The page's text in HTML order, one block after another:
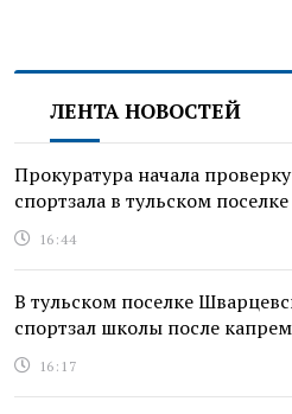
ЛЕНТА НОВОСТЕЙ
Прокуратура начала
спортзала в тульском поселке
16:44
В тульском поселке
спортзал школы после
16:17